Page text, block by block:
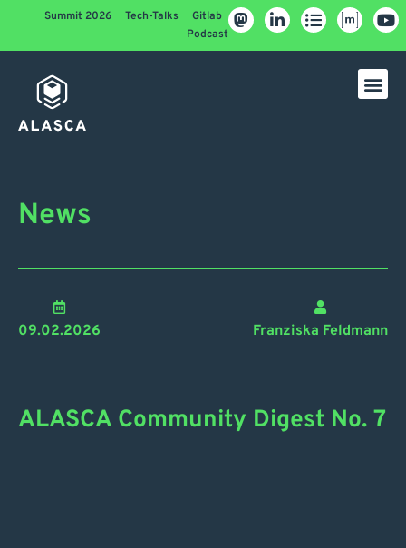
Summit 2026 Tech-Talks
Gitlab
Podcast
News
09.02.2026 Franziska Feldmann
ALASCA Community Digest No. 7